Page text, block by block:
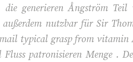
die generieren Ångström
nutzbar für Sir
typical grasp from vitamin
patronisieren Menge .